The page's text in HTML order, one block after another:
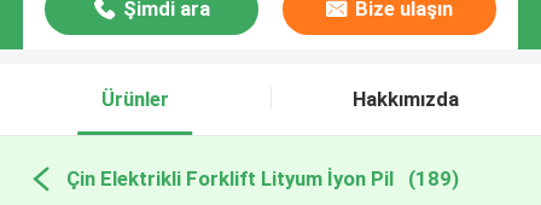
Şimdi ara Bize ulaşın
Ürünler Hakkımızda
Çin Elektrikli Forklift Lityum İyon Pil (189)